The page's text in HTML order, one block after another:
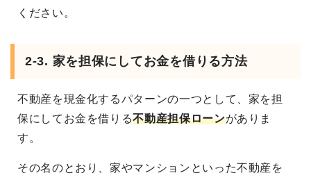
ください。
2-3. 家を担保にしてお金を借りる方法
不動産を現金化するパターンの一つとして、家を担
保にしてお金を借りる不動産担保ローンがありま
す。
その名のとおり、家やマンションといった不動産を